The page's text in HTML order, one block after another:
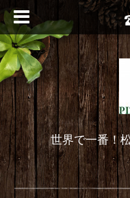
世界で一番！